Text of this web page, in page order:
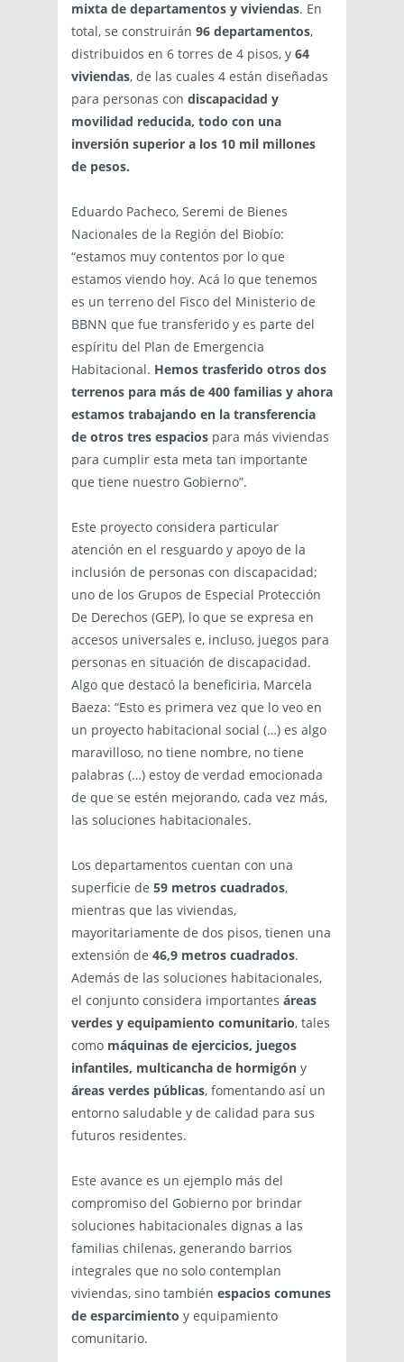
mixta de departamentos y viviendas. En
total, se construirán 96 departamentos,
distribuidos en 6 torres de 4 pisos, y 64
viviendas, de las cuales 4 están diseñadas
para personas con discapacidad y
movilidad reducida, todo con una
inversión superior a los 10 mil millones
de pesos.
Eduardo Pacheco, Seremi de Bienes
Nacionales de la Región del Biobío:
“estamos muy contentos por lo que
estamos viendo hoy. Acá lo que tenemos
es un terreno del Fisco del Ministerio de
BBNN que fue transferido y es parte del
espíritu del Plan de Emergencia
Habitacional. Hemos trasferido otros dos
terrenos para más de 400 familias y ahora
estamos trabajando en la transferencia
de otros tres espacios para más viviendas
para cumplir esta meta tan importante
que tiene nuestro Gobierno”.
Este proyecto considera particular
atención en el resguardo y apoyo de la
inclusión de personas con discapacidad;
uno de los Grupos de Especial Protección
De Derechos (GEP), lo que se expresa en
accesos universales e, incluso, juegos para
personas en situación de discapacidad.
Algo que destacó la beneficiria, Marcela
Baeza: “Esto es primera vez que lo veo en
un proyecto habitacional social (…) es algo
maravilloso, no tiene nombre, no tiene
palabras (…) estoy de verdad emocionada
de que se estén mejorando, cada vez más,
las soluciones habitacionales.
Los departamentos cuentan con una
superficie de 59 metros cuadrados,
mientras que las viviendas,
mayoritariamente de dos pisos, tienen una
extensión de 46,9 metros cuadrados.
Además de las soluciones habitacionales,
el conjunto considera importantes áreas
verdes y equipamiento comunitario, tales
como máquinas de ejercicios, juegos
infantiles, multicancha de hormigón y
áreas verdes públicas, fomentando así un
entorno saludable y de calidad para sus
futuros residentes.
Este avance es un ejemplo más del
compromiso del Gobierno por brindar
soluciones habitacionales dignas a las
familias chilenas, generando barrios
integrales que no solo contemplan
viviendas, sino también espacios comunes
de esparcimiento y equipamiento
comunitario.